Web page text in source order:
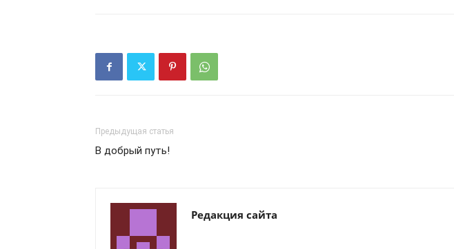
Предыдущая статья
В добрый путь!
Редакция сайта